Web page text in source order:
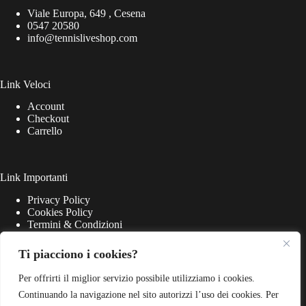
Ti piacciono i cookies?
Per offrirti il miglior servizio possibile utilizziamo i cookies.
Continuando la navigazione nel sito autorizzi l’uso dei cookies. Per
Viale Europa, 649 , Cesena
0547 20580
info@tennisliveshop.com
Link Veloci
Account
Checkout
Carrello
Link Importanti
Privacy Policy
Cookies Policy
Termini & Condizioni